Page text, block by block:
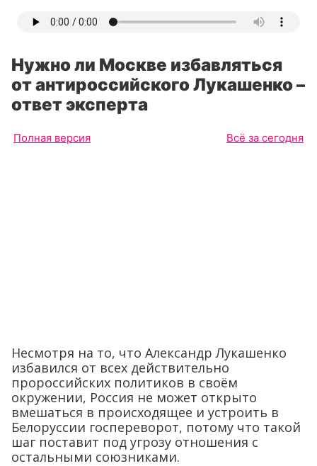
Нужно ли Москве избавляться
от антироссийского Лукашенко –
ответ эксперта
Полная версия Всё за сегодня
Несмотря на то, что Александр Лукашенко
избавился от всех действительно
пророссийских политиков в своём
окружении, Россия не может открыто
вмешаться в происходящее и устроить в
Белоруссии госпереворот, потому что такой
шаг поставит под угрозу отношения с
остальными союзниками.